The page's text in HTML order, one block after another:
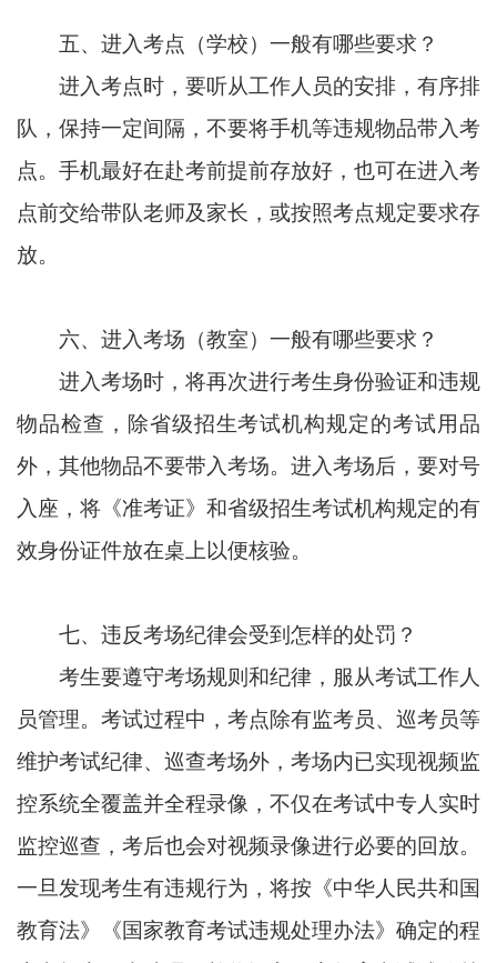
五、 进入考点（学校）一般有哪些要求？
进入考点时，要听从工作人员的安排，有序排
队，保持一定间隔，不要将手机等违规物品带入考
点。手机最好在赴考前提前存放好，也可在进入考
点前交给带队老师及家长，或按照考点规定要求存
放。
六、 进入考场（教室）一般有哪些要求？
进入考场时，将再次进行考生身份验证和违规
物品检查，除省级招生考试机构规定的考试用品
外，其他物品不要带入考场。进入考场后，要对号
入座，将《准考证》和省级招生考试机构规定的有
效身份证件放在桌上以便核验。
七、 违反考场纪律会受到怎样的处罚？
考生要遵守考场规则和纪律，服从考试工作人
员管理。考试过程中，考点除有监考员、巡考员等
维护考试纪律、巡查考场外，考场内已实现视频监
控系统全覆盖并全程录像，不仅在考试中专人实时
监控巡查，考后也会对视频录像进行必要的回放。
一旦发现考生有违规行为，将按《中华人民共和国
教育法》《国家教育考试违规处理办法》确定的程